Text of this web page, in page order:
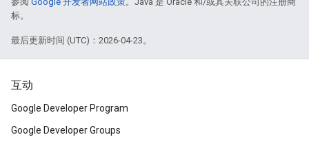
标。
最后更新时间 (UTC)：2026-04-23。
互动
Google Developer Program
Google Developer Groups